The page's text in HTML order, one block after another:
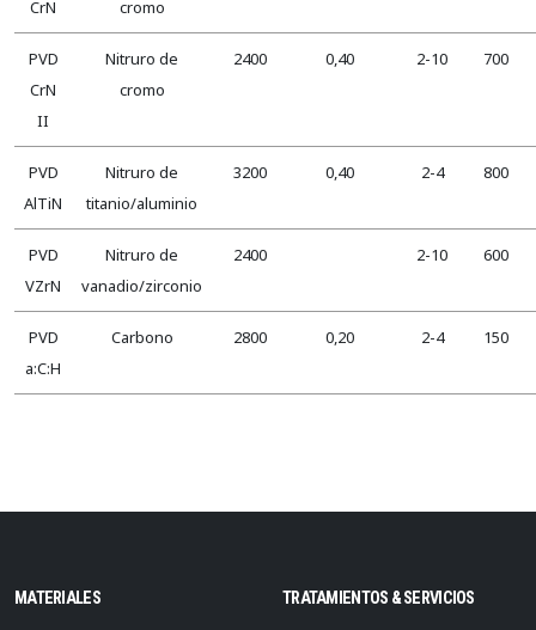
CrN
cromo
PVD
CrN
II
Nitruro de
cromo
2400 0,40 2-10 700
PVD
AlTiN
Nitruro de
titanio/aluminio
3200 0,40 2-4 800
PVD
VZrN
Nitruro de
vanadio/zirconio
2400 2-10 600
PVD
a:C:H
Carbono 2800 0,20 2-4 150
MATERIALES TRATAMIENTOS & SERVICIOS